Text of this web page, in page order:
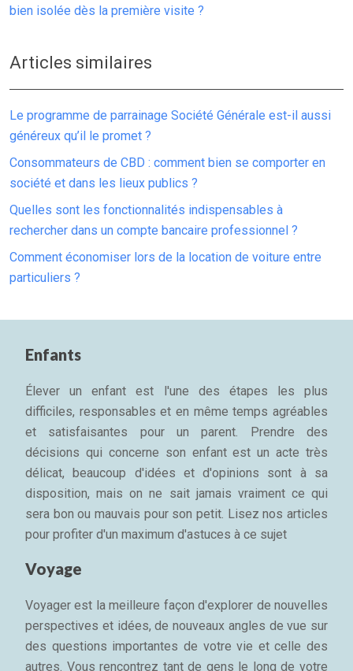
bien isolée dès la première visite ?
Articles similaires
Le programme de parrainage Société Générale est-il aussi
généreux qu’il le promet ?
Consommateurs de CBD : comment bien se comporter en
société et dans les lieux publics ?
Quelles sont les fonctionnalités indispensables à
rechercher dans un compte bancaire professionnel ?
Comment économiser lors de la location de voiture entre
particuliers ?
Enfants
Élever un enfant est l'une des étapes les plus
difficiles, responsables et en même temps agréables
et satisfaisantes pour un parent. Prendre des
décisions qui concerne son enfant est un acte très
délicat, beaucoup d'idées et d'opinions sont à sa
disposition, mais on ne sait jamais vraiment ce qui
sera bon ou mauvais pour son petit. Lisez nos articles
pour profiter d'un maximum d'astuces à ce sujet
Voyage
Voyager est la meilleure façon d'explorer de nouvelles
perspectives et idées, de nouveaux angles de vue sur
des questions importantes de votre vie et celle des
autres. Vous rencontrez tant de gens le long de votre